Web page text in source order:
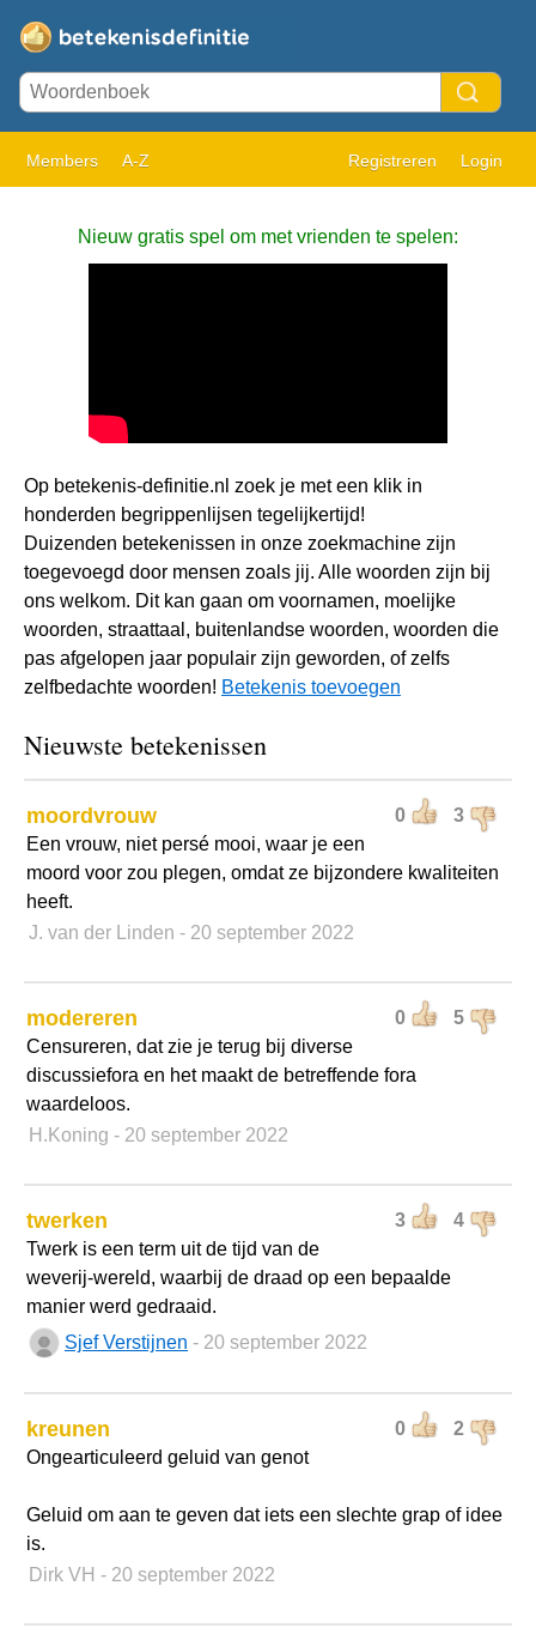
Members A-Z Registreren Login
Nieuw gratis spel om met vrienden te spelen:
Op betekenis-definitie.nl zoek je met een klik in
honderden begrippenlijsen tegelijkertijd!
Duizenden betekenissen in onze zoekmachine zijn
toegevoegd door mensen zoals jij. Alle woorden zijn bij
ons welkom. Dit kan gaan om voornamen, moelijke
woorden, straattaal, buitenlandse woorden, woorden die
pas afgelopen jaar populair zijn geworden, of zelfs
zelfbedachte woorden! Betekenis toevoegen
Nieuwste betekenissen
0 3
moordvrouw
Een vrouw, niet persé mooi, waar je een
moord voor zou plegen, omdat ze bijzondere kwaliteiten
heeft.
J. van der Linden - 20 september 2022
0 5
modereren
Censureren, dat zie je terug bij diverse
discussiefora en het maakt de betreffende fora
waardeloos.
H.Koning - 20 september 2022
3 4
twerken
Twerk is een term uit de tijd van de
weverij-wereld, waarbij de draad op een bepaalde
manier werd gedraaid.
Sjef Verstijnen - 20 september 2022
0 2
kreunen
Ongearticuleerd geluid van genot
Geluid om aan te geven dat iets een slechte grap of idee
is.
Dirk VH - 20 september 2022